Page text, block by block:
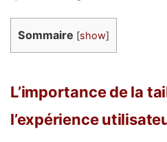
Sommaire [show]
L’importance de la
l’expérience